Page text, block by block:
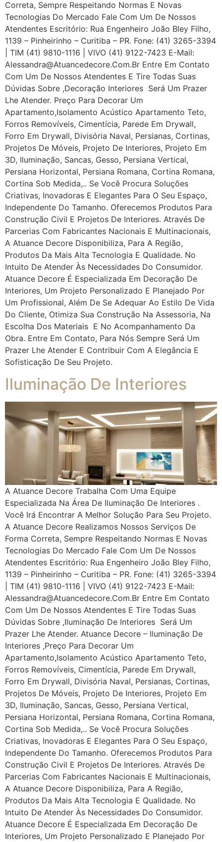
Correta, Sempre Respeitando Normas E Novas
Tecnologias Do Mercado Fale Com Um De Nossos
Atendentes Escritório: Rua Engenheiro João Bley Filho,
1139 – Pinheirinho – Curitiba – PR. Fone: (41) 3265-3394
| TIM (41) 9810-1116 | VIVO (41) 9122-7423 E-Mail:
Alessandra@atuancedecore.com.br Entre Em Contato
Com Um De Nossos Atendentes E Tire Todas Suas
Dúvidas Sobre ,Decoração Interiores Será Um Prazer
Lhe Atender. Preço Para Decorar Um
Apartamento,Isolamento Acústico Apartamento Teto,
Forros Removíveis, Cimentícia, Parede Em Drywall,
Forro Em Drywall, Divisória Naval, Persianas, Cortinas,
Projetos De Móveis, Projeto De Interiores, Projeto Em
3D, Iluminação, Sancas, Gesso, Persiana Vertical,
Persiana Horizontal, Persiana Romana, Cortina Romana,
Cortina Sob Medida,.. Se Você Procura Soluções
Criativas, Inovadoras E Elegantes Para O Seu Espaço,
Independente Do Tamanho. Oferecemos Produtos Para
Construção Civil E Projetos De Interiores. Através De
Parcerias Com Fabricantes Nacionais E Multinacionais,
A Atuance Decore Disponibiliza, Para A Região,
Produtos Da Mais Alta Tecnologia E Qualidade. No
Intuito De Atender Às Necessidades Do Consumidor.
Atuance Decore É Especializada Em Decoração De
Interiores, Um Projeto Personalizado E Planejado Por
Um Profissional, Além De Se Adequar Ao Estilo De Vida
Do Cliente, Otimiza Sua Construção Na Assessoria, Na
Escolha Dos Materiais E No Acompanhamento Da
Obra. Entre Em Contato, Para Nós Sempre Será Um
Prazer Lhe Atender E Contribuir Com A Elegância E
Sofisticação De Seu Projeto.
Iluminação De Interiores
A Atuance Decore Trabalha Com Uma Equipe
Especializada Na Área De Iluminação De Interiores .
Você Irá Encontrar A Melhor Solução Para Seu Projeto.
A Atuance Decore Realizamos Nossos Serviços De
Forma Correta, Sempre Respeitando Normas E Novas
Tecnologias Do Mercado Fale Com Um De Nossos
Atendentes Escritório: Rua Engenheiro João Bley Filho,
1139 – Pinheirinho – Curitiba – PR. Fone: (41) 3265-3394
| TIM (41) 9810-1116 | VIVO (41) 9122-7423 E-Mail:
Alessandra@atuancedecore.com.br Entre Em Contato
Com Um De Nossos Atendentes E Tire Todas Suas
Dúvidas Sobre ,iluminação De Interiores Será Um
Prazer Lhe Atender. Atuance Decore – Iluminação De
Interiores ,Preço Para Decorar Um
Apartamento,Isolamento Acústico Apartamento Teto,
Forros Removíveis, Cimentícia, Parede Em Drywall,
Forro Em Drywall, Divisória Naval, Persianas, Cortinas,
Projetos De Móveis, Projeto De Interiores, Projeto Em
3D, Iluminação, Sancas, Gesso, Persiana Vertical,
Persiana Horizontal, Persiana Romana, Cortina Romana,
Cortina Sob Medida,.. Se Você Procura Soluções
Criativas, Inovadoras E Elegantes Para O Seu Espaço,
Independente Do Tamanho. Oferecemos Produtos Para
Construção Civil E Projetos De Interiores. Através De
Parcerias Com Fabricantes Nacionais E Multinacionais,
A Atuance Decore Disponibiliza, Para A Região,
Produtos Da Mais Alta Tecnologia E Qualidade. No
Intuito De Atender Às Necessidades Do Consumidor.
Atuance Decore É Especializada Em Decoração De
Interiores, Um Projeto Personalizado E Planejado Por